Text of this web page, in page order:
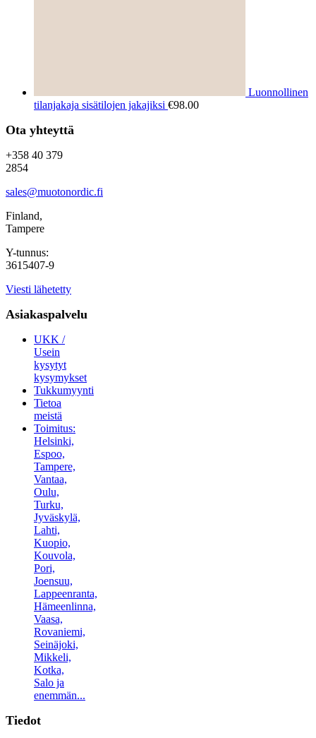
Luonnollinen
tilanjakaja sisätilojen jakajiksi €98.00
Ota yhteyttä
+358 40 379
2854
sales@muotonordic.fi
Finland,
Tampere
Y-tunnus:
3615407-9
Viesti lähetetty
Asiakaspalvelu
UKK /
Usein
kysytyt
kysymykset
Tukkumyynti
Tietoa
meistä
Toimitus:
Helsinki,
Espoo,
Tampere,
Vantaa,
Oulu,
Turku,
Jyväskylä,
Lahti,
Kuopio,
Kouvola,
Pori,
Joensuu,
Lappeenranta,
Hämeenlinna,
Vaasa,
Rovaniemi,
Seinäjoki,
Mikkeli,
Kotka,
Salo ja
enemmän...
Tiedot